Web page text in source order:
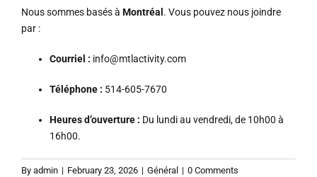
Nous sommes basés à Montréal . Vous pouvez nous joindre
par :
Courriel : info@mtlactivity.com
Téléphone : 514-605-7670
Heures d’ouverture : Du lundi au vendredi, de 10h00 à
16h00.
By admin | February 23, 2026 | Général | 0 Comments